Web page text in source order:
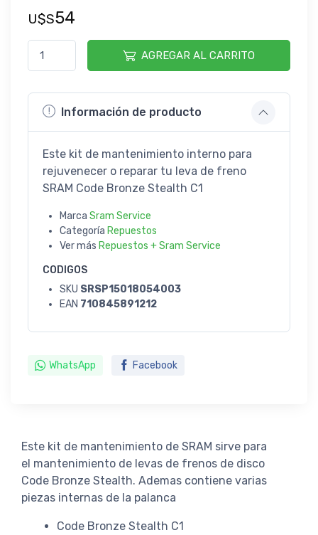
U$S54
AGREGAR AL CARRITO
Información de producto
Este kit de mantenimiento interno para
rejuvenecer o reparar tu leva de freno
SRAM Code Bronze Stealth C1
Marca Sram Service
Categoría Repuestos
Ver más Repuestos + Sram Service
CODIGOS
SKU SRSP15018054003
EAN 710845891212
WhatsApp Facebook
Este kit de mantenimiento de SRAM sirve para
el mantenimiento de levas de frenos de disco
Code Bronze Stealth. Ademas contiene varias
piezas internas de la palanca
Code Bronze Stealth C1